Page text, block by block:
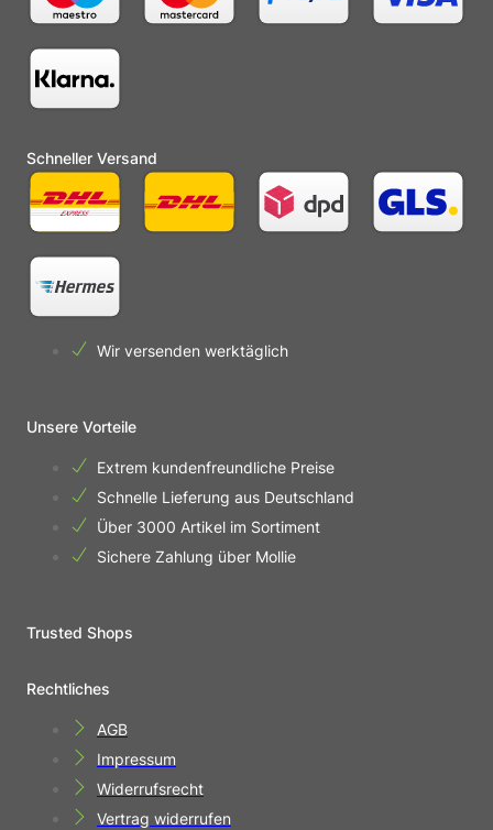
Schneller Versand
Wir versenden werktäglich
Unsere Vorteile
Extrem kundenfreundliche Preise
Schnelle Lieferung aus Deutschland
Über 3000 Artikel im Sortiment
Sichere Zahlung über Mollie
Trusted Shops
Rechtliches
AGB
Impressum
Widerrufsrecht
Vertrag widerrufen